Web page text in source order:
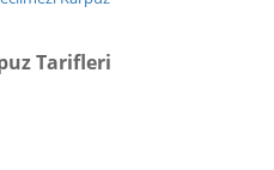
Tarifleri